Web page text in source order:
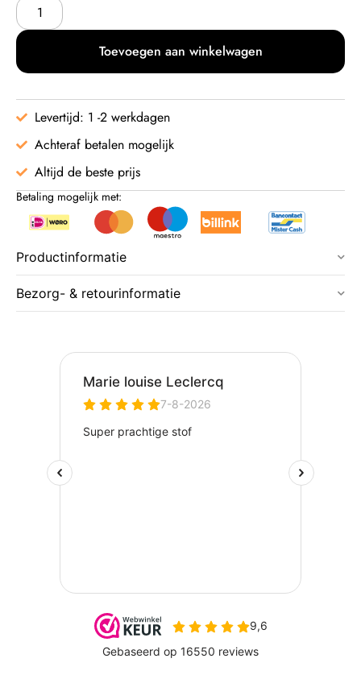
Toevoegen aan winkelwagen
Levertijd: 1 -2 werkdagen
Achteraf betalen mogelijk
Altijd de beste prijs
Betaling mogelijk met:
Productinformatie
Bezorg- & retourinformatie